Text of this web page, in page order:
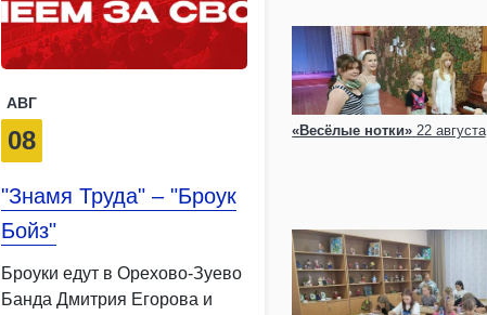
АВГ
08
"Знамя Труда" – "Броук
Бойз"
Броуки едут в Орехово-Зуево
Банда Дмитрия Егорова и
«Весёлые нотки» 22 августа